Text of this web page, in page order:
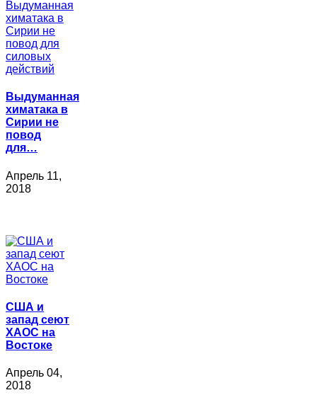
Выдуманная
химатака в
Сирии не
повод
для…
Апрель 11,
2018
США и
запад сеют
ХАОС на
Востоке
Апрель 04,
2018